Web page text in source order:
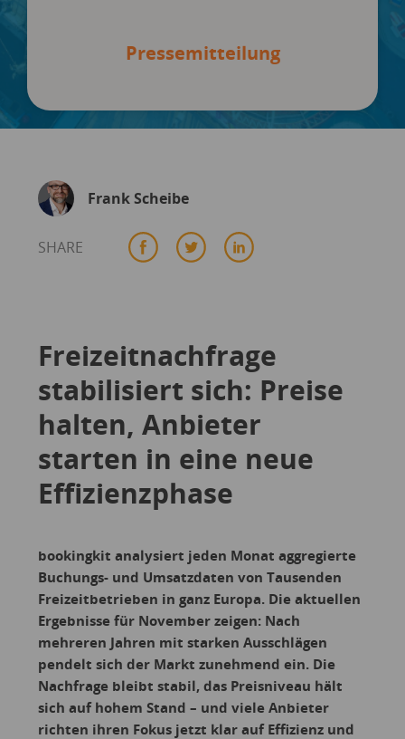
Pressemitteilung
Frank Scheibe
SHARE
Freizeitnachfrage
stabilisiert sich: Preise
halten, Anbieter
starten in eine neue
Effizienzphase
bookingkit analysiert jeden Monat aggregierte
Buchungs- und Umsatzdaten von Tausenden
Freizeitbetrieben in ganz Europa. Die aktuellen
Ergebnisse für November zeigen: Nach
mehreren Jahren mit starken Ausschlägen
pendelt sich der Markt zunehmend ein. Die
Nachfrage bleibt stabil, das Preisniveau hält
sich auf hohem Stand – und viele Anbieter
richten ihren Fokus jetzt klar auf Effizienz und